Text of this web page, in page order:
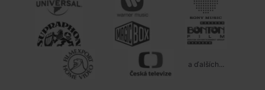
a ďalších...